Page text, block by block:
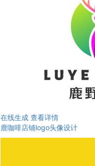
在线生成 查看详情
鹿咖啡店铺logo头像设计